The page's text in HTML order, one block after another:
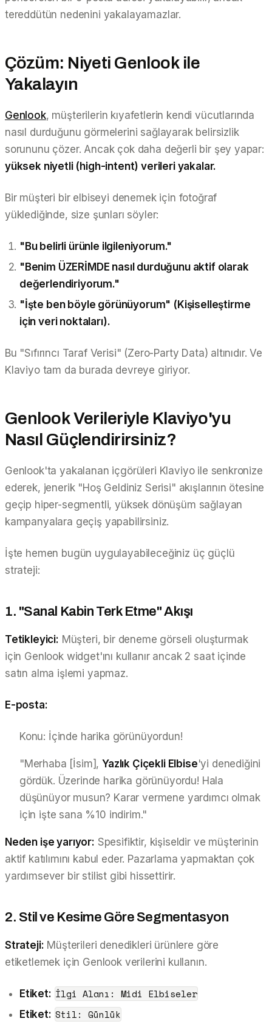
tereddütün nedenini yakalayamazlar.
Çözüm: Niyeti Genlook ile
Yakalayın
Genlook, müşterilerin kıyafetlerin kendi vücutlarında
nasıl durduğunu görmelerini sağlayarak belirsizlik
sorununu çözer. Ancak çok daha değerli bir şey yapar:
yüksek niyetli (high-intent) verileri yakalar.
Bir müşteri bir elbiseyi denemek için fotoğraf
yüklediğinde, size şunları söyler:
"Bu belirli ürünle ilgileniyorum."
"Benim ÜZERİMDE nasıl durduğunu aktif olarak
değerlendiriyorum."
"İşte ben böyle görünüyorum" (Kişiselleştirme
için veri noktaları).
Bu "Sıfırıncı Taraf Verisi" (Zero-Party Data) altınıdır. Ve
Klaviyo tam da burada devreye giriyor.
Genlook Verileriyle Klaviyo'yu
Nasıl Güçlendirirsiniz?
Genlook'ta yakalanan içgörüleri Klaviyo ile senkronize
ederek, jenerik "Hoş Geldiniz Serisi" akışlarının ötesine
geçip hiper-segmentli, yüksek dönüşüm sağlayan
kampanyalara geçiş yapabilirsiniz.
İşte hemen bugün uygulayabileceğiniz üç güçlü
strateji:
1. "Sanal Kabin Terk Etme" Akışı
Tetikleyici: Müşteri, bir deneme görseli oluşturmak
için Genlook widget'ını kullanır ancak 2 saat içinde
satın alma işlemi yapmaz.
E-posta:
Konu: İçinde harika görünüyordun!
"Merhaba [İsim],Yazlık Çiçekli Elbise'yi denediğini
gördük. Üzerinde harika görünüyordu! Hala
düşünüyor musun? Karar vermene yardımcı olmak
için işte sana %10 indirim."
Neden işe yarıyor: Spesifiktir, kişiseldir ve müşterinin
aktif katılımını kabul eder. Pazarlama yapmaktan çok
yardımsever bir stilist gibi hissettirir.
2. Stil ve Kesime Göre Segmentasyon
Strateji: Müşterileri denedikleri ürünlere göre
etiketlemek için Genlook verilerini kullanın.
Etiket: İlgi Alanı: Midi Elbiseler
Etiket: Stil: Günlük